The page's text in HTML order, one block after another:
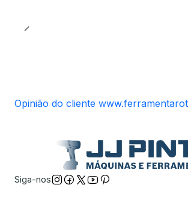
Opinião do cliente
Siga-nos